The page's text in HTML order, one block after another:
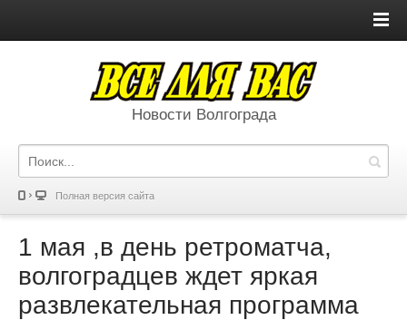
Новости Волгограда
Полная версия сайта
1 мая ,в день ретроматча,
волгоградцев ждет яркая
развлекательная программа